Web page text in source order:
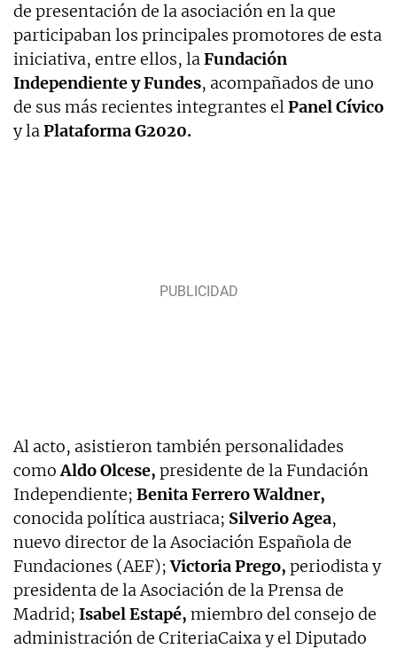
de presentación de la asociación en la que
participaban los principales promotores de esta
iniciativa, entre ellos, laFundación
Independiente y Fundes, acompañados de uno
de sus más recientes integrantes elPanel Cívico
y laPlataforma G2020.
Al acto, asistieron también personalidades
comoAldo Olcese, presidente de la Fundación
Independiente; Benita Ferrero Waldner,
conocida política austriaca; Silverio Agea,
nuevo director de la Asociación Española de
Fundaciones (AEF);Victoria Prego, periodista y
presidenta de la Asociación de la Prensa de
Madrid; Isabel Estapé, miembro del consejo de
administración de CriteriaCaixa y el Diputado